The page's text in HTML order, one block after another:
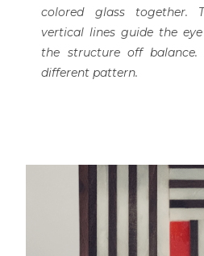
colored glass together.
vertical lines guide the
the structure off
different pattern.